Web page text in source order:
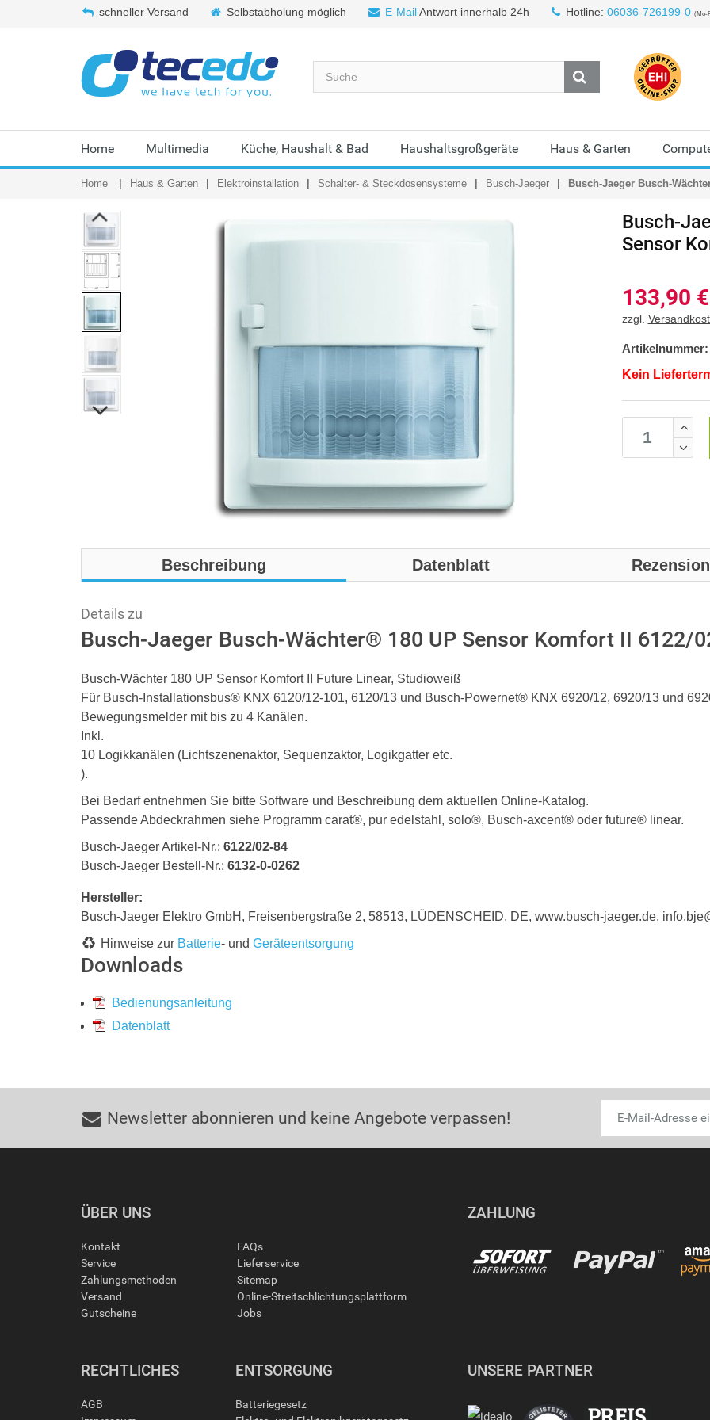
schneller Versand Selbstabholung möglich E-MailAntwort innerhalb 24h Hotline: 06036-726199-0 (Mo-
Home Multimedia Küche, Haushalt & Bad Haushaltsgroßgeräte Haus & Garten
Home Haus & Garten Elektroinstallation Schalter- & Steckdosensysteme Busch-Jaeger Busch-Jaeger Busch-
Busch-
Sensor
133,90 €
zzgl.
Artikelnummer:
Kein
Beschreibung Datenblatt
Details zu
Busch-Jaeger Busch-Wächter® 180 UP Sensor Komfort II 6122/
Busch-Wächter 180 UP Sensor Komfort II Future Linear, Studioweiß
Für Busch-Installationsbus® KNX 6120/12-101, 6120/13 und Busch-Powernet® KNX 6920/12, 6920/13 und
Bewegungsmelder mit bis zu 4 Kanälen.
Inkl.
10 Logikkanälen (Lichtszenenaktor, Sequenzaktor, Logikgatter etc.
).
Bei Bedarf entnehmen Sie bitte Software und Beschreibung dem aktuellen Online-Katalog.
Passende Abdeckrahmen siehe Programm carat®, pur edelstahl, solo®, Busch-axcent® oder future® linear.
Busch-Jaeger Artikel-Nr.: 6122/02-84
Busch-Jaeger Bestell-Nr.: 6132-0-0262
Hersteller:
Busch-Jaeger Elektro GmbH, Freisenbergstraße 2, 58513, LÜDENSCHEID, DE, www.busch-jaeger.de,
Hinweise zur Batterie- und Geräteentsorgung
Downloads
Bedienungsanleitung
Datenblatt
Newsletter abonnieren und keine Angebote verpassen!
ÜBER UNS
Kontakt
Service
Zahlungsmethoden
Versand
Gutscheine
FAQs
Lieferservice
Sitemap
Online-Streitschlichtungsplattform
Jobs
ZAHLUNG
RECHTLICHES
AGB
ENTSORGUNG
Batteriegesetz
UNSERE PARTNER